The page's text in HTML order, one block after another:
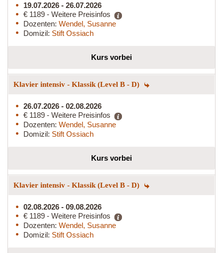
19.07.2026 - 26.07.2026
€ 1189 - Weitere Preisinfos
Dozenten: Wendel, Susanne
Domizil: Stift Ossiach
Kurs vorbei
Klavier intensiv - Klassik (Level B - D)
26.07.2026 - 02.08.2026
€ 1189 - Weitere Preisinfos
Dozenten: Wendel, Susanne
Domizil: Stift Ossiach
Kurs vorbei
Klavier intensiv - Klassik (Level B - D)
02.08.2026 - 09.08.2026
€ 1189 - Weitere Preisinfos
Dozenten: Wendel, Susanne
Domizil: Stift Ossiach